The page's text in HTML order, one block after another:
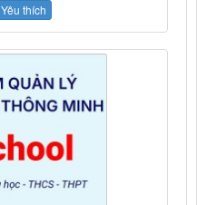
Yêu thích